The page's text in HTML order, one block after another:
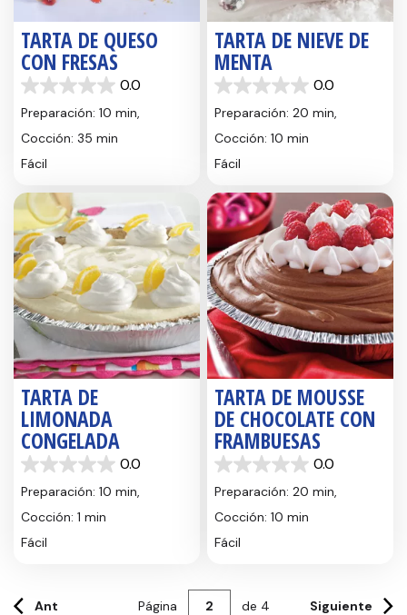
TARTA DE QUESO
CON FRESAS
0.0
0.0
de
estrellas.
Preparación: 10 min,
Cocción: 35 min
Fácil
TARTA DE NIEVE DE
MENTA
0.0
0.0
de
estrellas.
Preparación: 20 min,
Cocción: 10 min
Fácil
TARTA DE
LIMONADA
CONGELADA
0.0
0.0
de
estrellas.
Preparación: 10 min,
Cocción: 1 min
Fácil
TARTA DE MOUSSE
DE CHOCOLATE CON
FRAMBUESAS
0.0
0.0
de
estrellas.
Preparación: 20 min,
Cocción: 10 min
Fácil
Ant Página de 4 Siguiente